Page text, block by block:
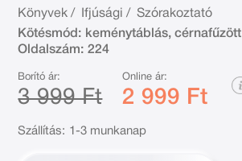
Könyvek / Ifjúsági /
Szórakoztató
Kötésmód: keménytáblás, cérnafűzött
Oldalszám: 224
Borító ár:
3 999 Ft
Online ár:
2 999 Ft
Szállítás: 1-3 munkanap